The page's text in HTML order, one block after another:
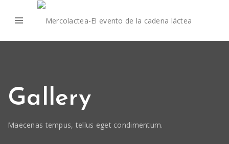
Gallery
Maecenas tempus, tellus eget condimentum.